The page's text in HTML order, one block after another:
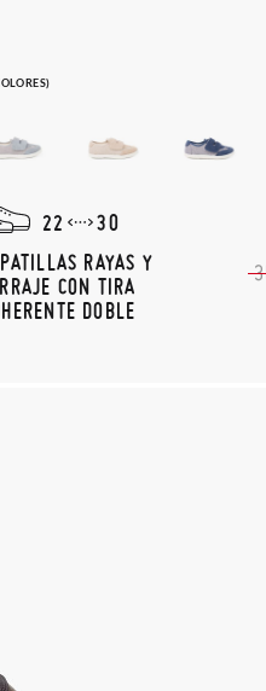
22
30
RAYAS Y
CON TIRA
DOBLE